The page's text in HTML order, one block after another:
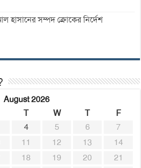
হাসানের সম্পদ ক্রোকের নির্দেশ
August 2026
T W T
F
4 5 6
7
11 12 13
14
18 19 20
21